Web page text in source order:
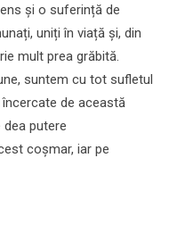
și o suferință de
uniți în viață și, din
mult prea grăbită.
suntem cu tot sufletul
de această
dea putere
coșmar, iar pe